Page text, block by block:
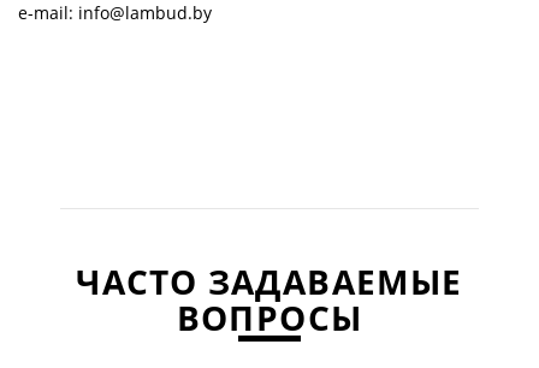
e-mail: info@lambud.by
ЧАСТО ЗАДАВАЕМЫЕ
ВОПРОСЫ